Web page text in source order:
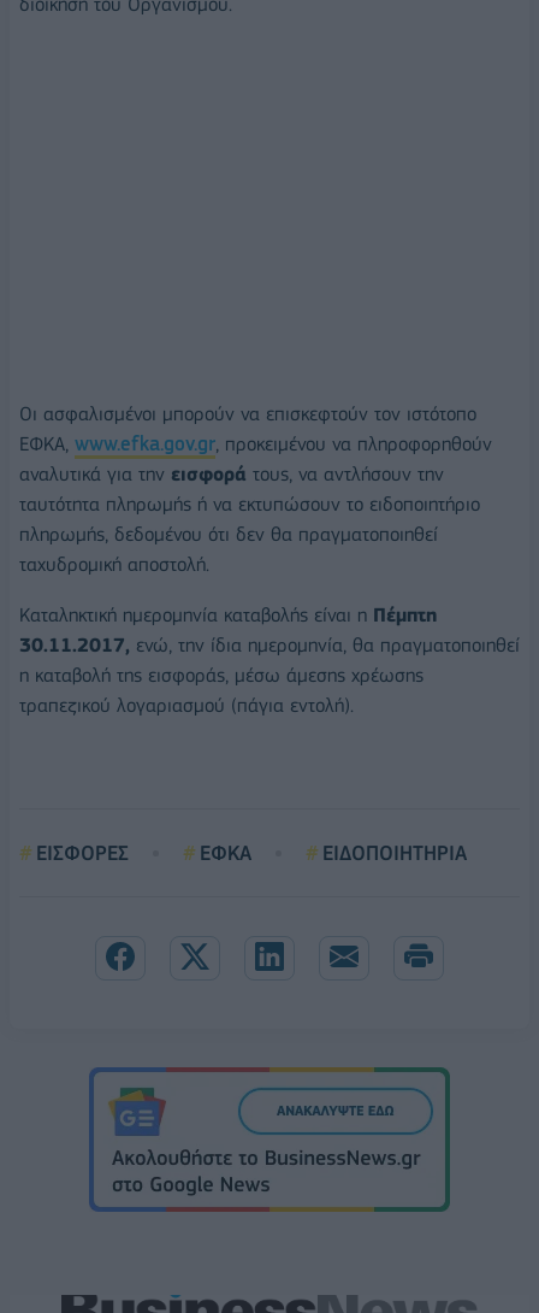
Οι ασφαλισμένοι μπορούν να επισκεφτούν τον ιστότοπο
ΕΦΚΑ, www.efka.gov.gr, προκειμένου να πληροφορηθούν
αναλυτικά για την εισφορά τους, να αντλήσουν την
ταυτότητα πληρωμής ή να εκτυπώσουν το ειδοποιητήριο
πληρωμής, δεδομένου ότι δεν θα πραγματοποιηθεί
ταχυδρομική αποστολή.
Καταληκτική ημερομηνία καταβολής είναι η Πέμπτη
30.11.2017, ενώ, την ίδια ημερομηνία, θα πραγματοποιηθεί
η καταβολή της εισφοράς, μέσω άμεσης χρέωσης
τραπεζικού λογαριασμού (πάγια εντολή).
ΕΙΣΦΟΡΕΣ ΕΦΚΑ ΕΙΔΟΠΟΙΗΤΗΡΙΑ